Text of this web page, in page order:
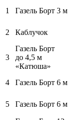
1 Газель Борт 3 м
2 Каблучок
3
Газель Борт
до 4,5 м
«Катюша»
4 Газель Борт 6 м
5 Газель Борт 6 м